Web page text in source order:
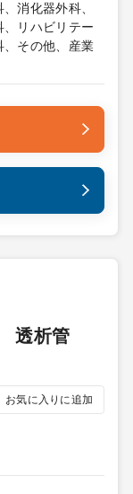
消化器外科、
リハビリテー
、その他、産業
透析管
お気に入りに追加